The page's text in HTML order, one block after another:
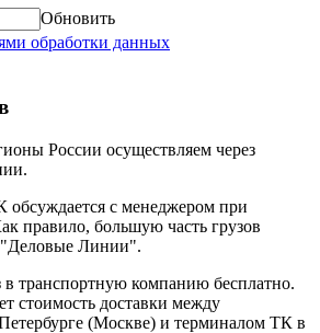
Обновить
обработки данных
России осуществляем через
с менеджером при
правило, большую часть грузов
"Деловые Линии".
в транспортную компанию бесплатно.
стоимость доставки между
(Москве) и терминалом ТК в